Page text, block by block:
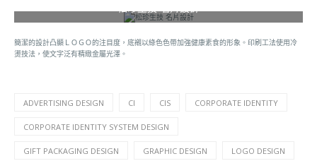
松珍生技 名片設計
簡潔的設計凸顯ＬＯＧＯ的注目度，底襯以綠色色帶加強健康素食的形象。印刷工法使用冷
燙技法，使文字泛有精緻金屬光澤。
ADVERTISING DESIGN CI CIS CORPORATE IDENTITY
CORPORATE IDENTITY SYSTEM DESIGN
GIFT PACKAGING DESIGN GRAPHIC DESIGN LOGO DESIGN